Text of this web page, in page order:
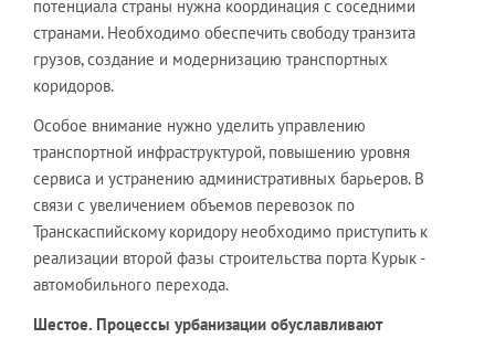
потенциала страны нужна координация с соседними
странами. Необходимо обеспечить свободу транзита
грузов, создание и модернизацию транспортных
коридоров.
Особое внимание нужно уделить управлению
транспортной инфраструктурой, повышению уровня
сервиса и устранению административных барьеров. В
связи с увеличением объемов перевозок по
Транскаспийскому коридору необходимо приступить к
реализации второй фазы строительства порта Курык -
автомобильного перехода.
Шестое. Процессы урбанизации обуславливают